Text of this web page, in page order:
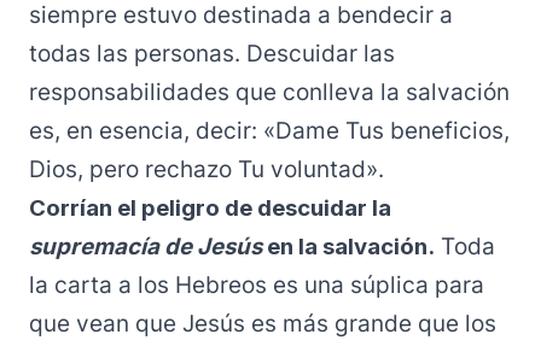
siempre estuvo destinada a bendecir a
todas las personas. Descuidar las
responsabilidades que conlleva la salvación
es, en esencia, decir: «Dame Tus beneficios,
Dios, pero rechazo Tu voluntad».
Corrían el peligro de descuidar la
supremacía de Jesúsen la salvación. Toda
la carta a los Hebreos es una súplica para
que vean que Jesús es más grande que los